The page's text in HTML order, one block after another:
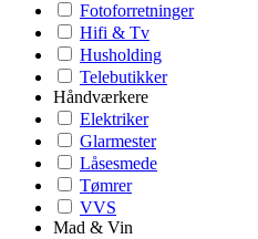
Fotoforretninger
Hifi & Tv
Husholding
Telebutikker
Håndværkere
Elektriker
Glarmester
Låsesmede
Tømrer
VVS
Mad & Vin